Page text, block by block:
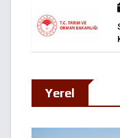
Yerel